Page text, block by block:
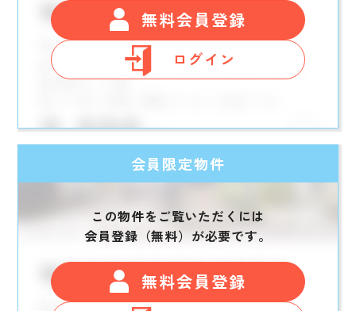
無料会員登録
ログイン
会員限定物件
この物件をご覧いただくには
会員登録（無料）が必要です。
無料会員登録